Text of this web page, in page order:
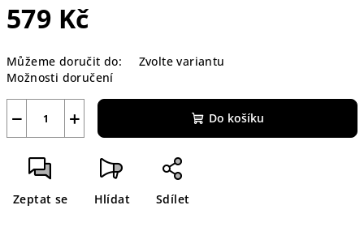
579 Kč
cena:
Můžeme doručit do:
Zvolte variantu
Možnosti doručení
+
− Do košíku
Zeptat se Hlídat Sdílet